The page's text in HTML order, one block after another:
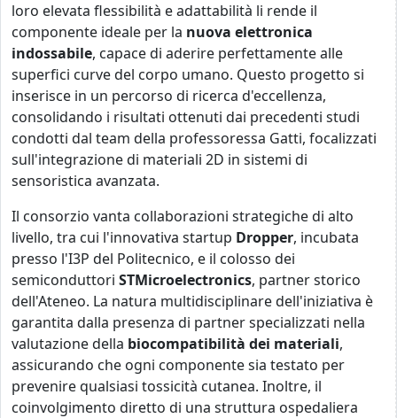
loro elevata flessibilità e adattabilità li rende il
componente ideale per la nuova elettronica
indossabile, capace di aderire perfettamente alle
superfici curve del corpo umano. Questo progetto si
inserisce in un percorso di ricerca d'eccellenza,
consolidando i risultati ottenuti dai precedenti studi
condotti dal team della professoressa Gatti, focalizzati
sull'integrazione di materiali 2D in sistemi di
sensoristica avanzata.
Il consorzio vanta collaborazioni strategiche di alto
livello, tra cui l'innovativa startup Dropper, incubata
presso l'I3P del Politecnico, e il colosso dei
semiconduttori STMicroelectronics, partner storico
dell'Ateneo. La natura multidisciplinare dell'iniziativa è
garantita dalla presenza di partner specializzati nella
valutazione della biocompatibilità dei materiali,
assicurando che ogni componente sia testato per
prevenire qualsiasi tossicità cutanea. Inoltre, il
coinvolgimento diretto di una struttura ospedaliera